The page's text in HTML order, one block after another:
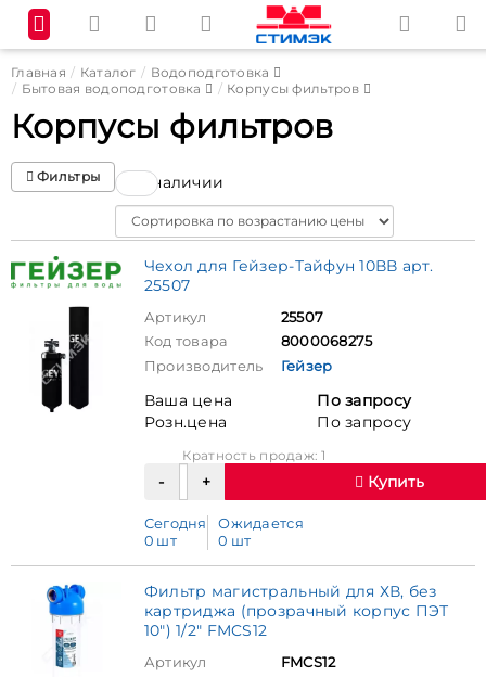
Главная Каталог
Водоподготовка
Бытовая водоподготовка
Корпусы фильтров
Корпусы фильтров
Фильтры В наличии
Sort
Чехол для Гейзер-Тайфун 10ВВ арт.
25507
Артикул
25507
Код товара
8000068275
Производитель
Гейзер
Ваша цена
По запросу
Розн.цена
По запросу
Кратность продаж: 1
Купить
Сегодня
0 шт
Ожидается
0 шт
Фильтр магистральный для ХВ, без
картриджа (прозрачный корпус ПЭТ
10") 1/2" FMCS12
Артикул
FMCS12